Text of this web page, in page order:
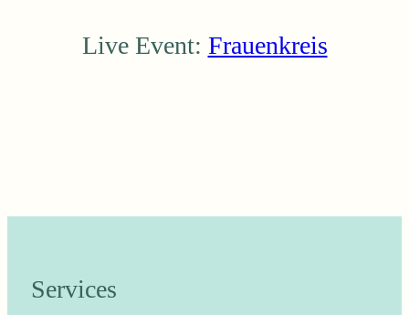
Live Event: Frauenkreis
Services